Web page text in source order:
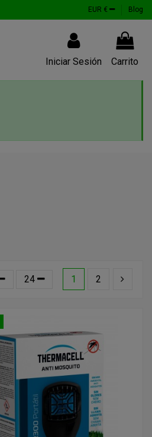
EUR € Blog
Iniciar Sesión Carrito
24 1 2